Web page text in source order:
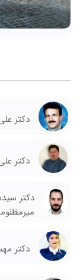
دکتر
دکتر
دکتر
دکتر